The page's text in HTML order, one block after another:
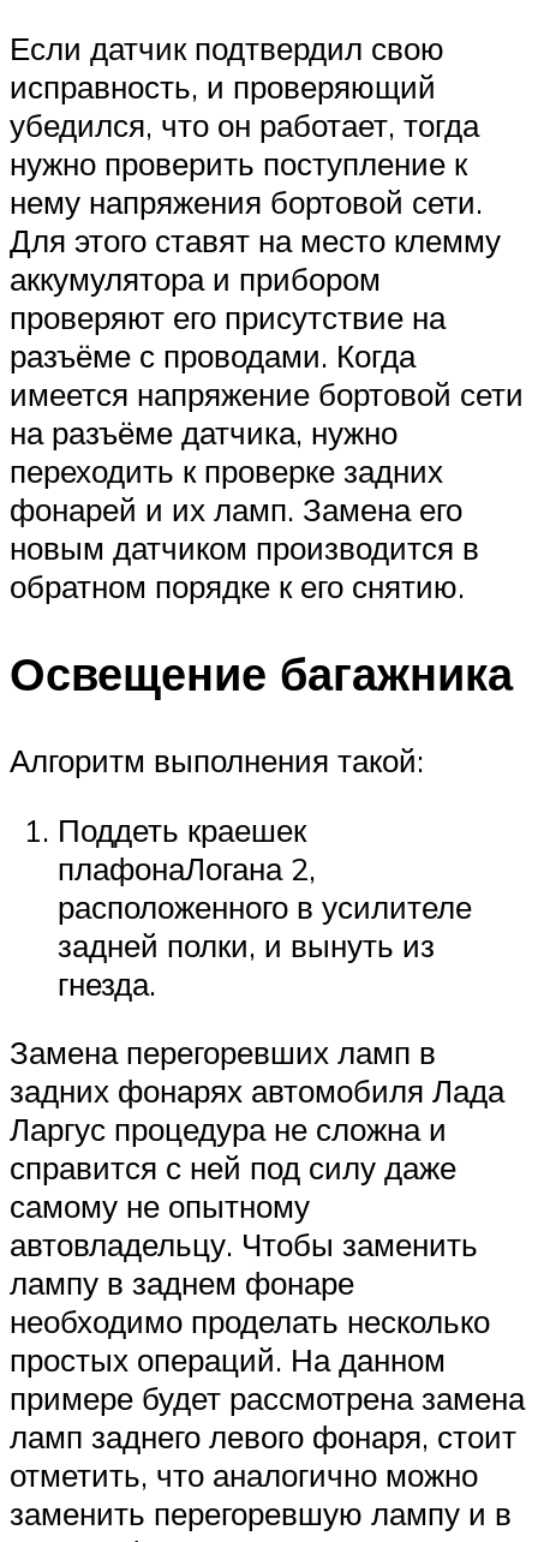
Если датчик подтвердил свою
исправность, и проверяющий
убедился, что он работает, тогда
нужно проверить поступление к
нему напряжения бортовой сети.
Для этого ставят на место клемму
аккумулятора и прибором
проверяют его присутствие на
разъёме с проводами. Когда
имеется напряжение бортовой сети
на разъёме датчика, нужно
переходить к проверке задних
фонарей и их ламп. Замена его
новым датчиком производится в
обратном порядке к его снятию.
Освещение багажника
Алгоритм выполнения такой:
Поддеть краешек
плафонаЛогана 2,
расположенного в усилителе
задней полки, и вынуть из
гнезда.
Замена перегоревших ламп в
задних фонарях автомобиля Лада
Ларгус процедура не сложна и
справится с ней под силу даже
самому не опытному
автовладельцу. Чтобы заменить
лампу в заднем фонаре
необходимо проделать несколько
простых операций. На данном
примере будет рассмотрена замена
ламп заднего левого фонаря, стоит
отметить, что аналогично можно
заменить перегоревшую лампу и в